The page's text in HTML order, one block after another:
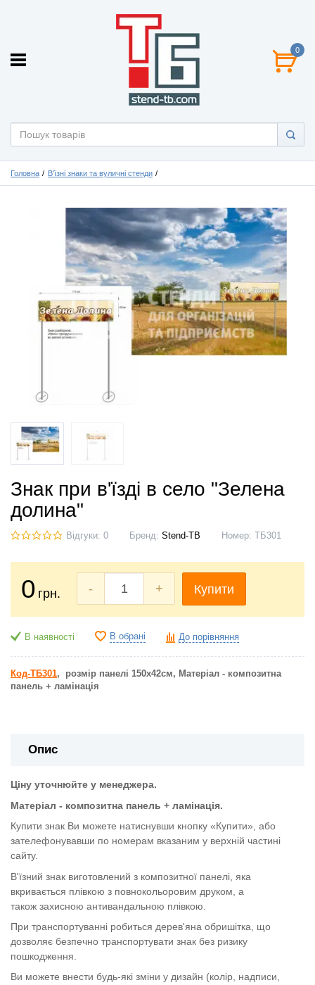
0
Головна В'їзні знаки та вуличні стенди
Знак при в'їзді в село "Зелена
долина"
Відгуки: 0 Бренд: Stend-TB Номер: ТБ301
0 грн. - + Купити
В наявності В обрані До порівняння
Код-ТБ301, розмір панелі 150х42см, Матеріал - композитна
панель + ламінація
Опис
Ціну уточнюйте у менеджера.
Матеріал - композитна панель + ламінація.
Купити знак Ви можете натиснувши кнопку «Купити», або
зателефонувавши по номерам вказаним у верхній частині
сайту.
В'їзний знак виготовлений з композитної панелі, яка
вкривається плівкою з повнокольоровим друком, а
також захисною антивандальною плівкою.
При транспортуванні робиться дерев'яна обришітка, що
дозволяє безпечно транспортувати знак без ризику
пошкодження.
Ви можете внести будь-які зміни у дизайн (колір, надписи,